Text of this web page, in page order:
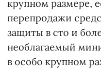
крупном размере,
перепродажи
защиты в сто и
необлагаемый
в особо крупном